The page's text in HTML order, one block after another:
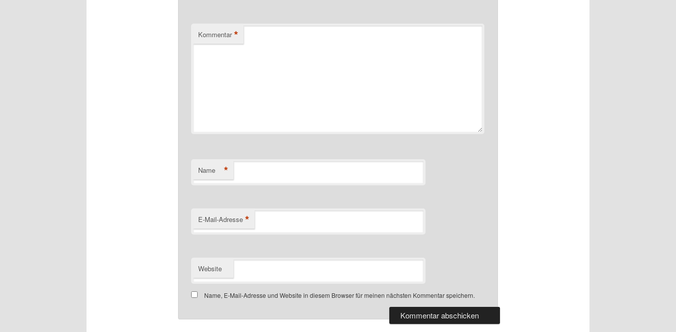
Kommentar *
Name *
E-Mail-Adresse *
Website
Name, E-Mail-Adresse und Website in diesem Browser für meinen nächsten Kommentar speichern.